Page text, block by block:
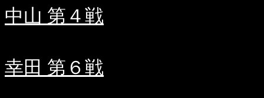
中山 第４戦
幸田 第６戦